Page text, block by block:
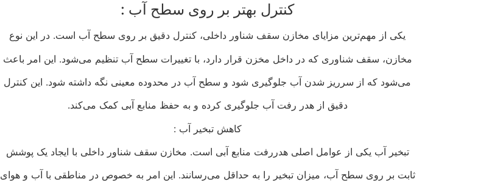
کنترل بهتر بر روی سطح آب :
یکی از مهم‌ترین مزایای مخازن سقف شناور داخلی، کنترل دقیق بر روی سطح آب است. در این نوع
مخازن، سقف شناوری که در داخل مخزن قرار دارد، با تغییرات سطح آب تنظیم می‌شود. این امر باعث
می‌شود که از سرریز شدن آب جلوگیری شود و سطح آب در محدوده معینی نگه داشته شود. این کنترل
دقیق از هدر رفت آب جلوگیری کرده و به حفظ منابع آبی کمک می‌کند.
کاهش تبخیر آب :
تبخیر آب یکی از عوامل اصلی هدررفت منابع آبی است. مخازن سقف شناور داخلی با ایجاد یک پوشش
ثابت بر روی سطح آب، میزان تبخیر را به حداقل می‌رسانند. این امر به خصوص در مناطقی با آب و هوای